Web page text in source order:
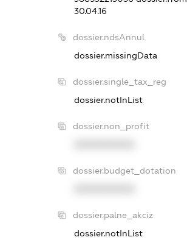
30.04.16
dossier.ndsAnnul
dossier.missingData
dossier.single_tax_reg
dossier.notInList
dossier.non_profit
dossier.budget_dotation
dossier.palne_akciz
dossier.notInList